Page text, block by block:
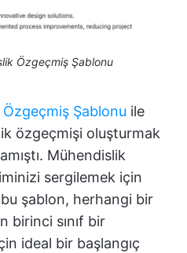
Özgeçmiş Şablonu
Şablonu ile
özgeçmişi oluşturmak
Mühendislik
sergilemek için
şablon, herhangi bir
birinci sınıf bir
ideal bir başlangıç